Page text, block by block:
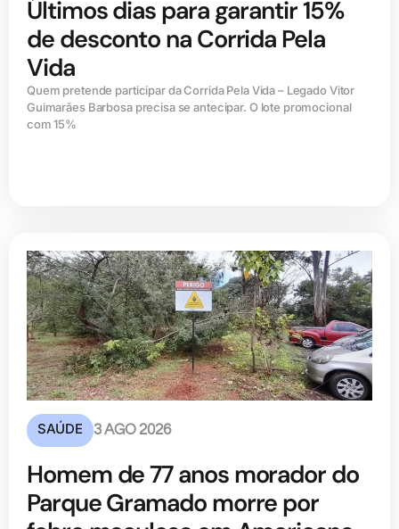
Últimos dias para garantir 15%
de desconto na Corrida Pela
Vida
Quem pretende participar da Corrida Pela Vida – Legado Vitor
Guimarães Barbosa precisa se antecipar. O lote promocional
com 15%
SAÚDE 3 AGO 2026
Homem de 77 anos morador do
Parque Gramado morre por